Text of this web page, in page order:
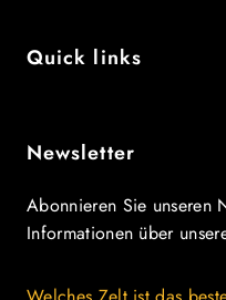
Quick links
Newsletter
Abonnieren Sie unseren
Informationen über